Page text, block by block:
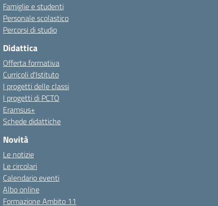
Famiglie e studenti
Personale scolastico
Percorsi di studio
Didattica
Offerta formativa
Curricoli d'Istituto
I progetti delle classi
I progetti di PCTO
Eramsus+
Schede didattiche
Novità
Le notizie
Le circolari
Calendario eventi
Albo online
Formazione Ambito 11